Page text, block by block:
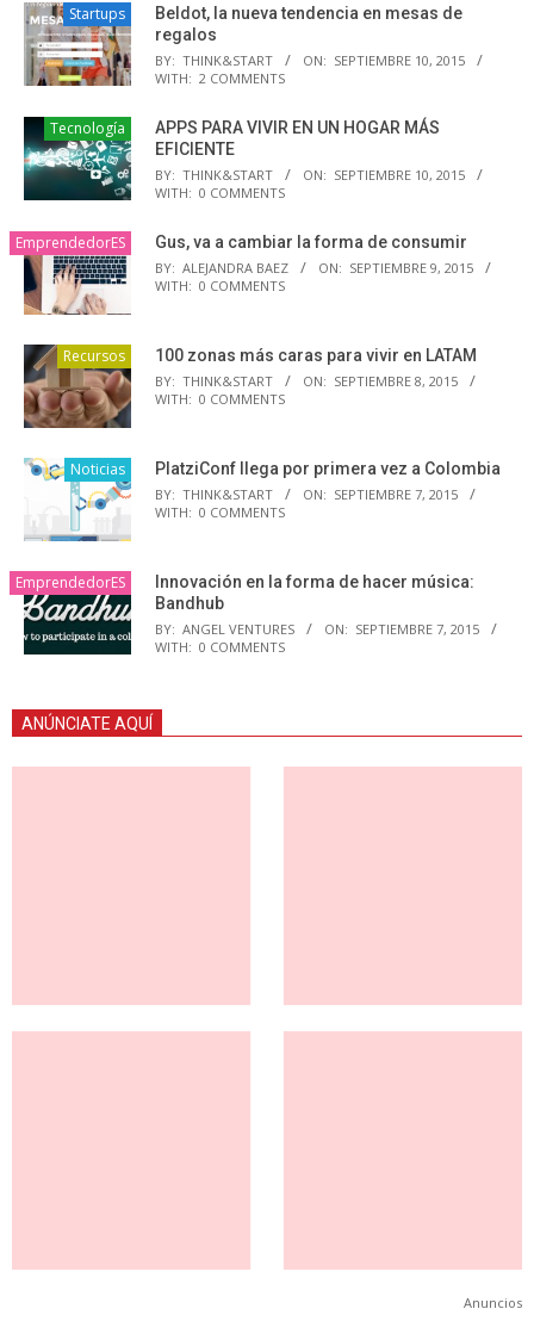
Startups
Beldot, la nueva tendencia en mesas de
regalos
BY: THINK&START ON: SEPTIEMBRE 10, 2015
WITH: 2 COMMENTS
Tecnología
APPS PARA VIVIR EN UN HOGAR MÁS
EFICIENTE
BY: THINK&START ON: SEPTIEMBRE 10, 2015
WITH: 0 COMMENTS
EmprendedorES Gus, va a cambiar la forma de consumir
BY: ALEJANDRA BAEZ ON: SEPTIEMBRE 9, 2015
WITH: 0 COMMENTS
Recursos 100 zonas más caras para vivir en LATAM
BY: THINK&START ON: SEPTIEMBRE 8, 2015
WITH: 0 COMMENTS
Noticias PlatziConf llega por primera vez a Colombia
BY: THINK&START ON: SEPTIEMBRE 7, 2015
WITH: 0 COMMENTS
EmprendedorES
Innovación en la forma de hacer música:
Bandhub
BY: ANGEL VENTURES ON: SEPTIEMBRE 7, 2015
WITH: 0 COMMENTS
ANÚNCIATE AQUÍ
Anuncios